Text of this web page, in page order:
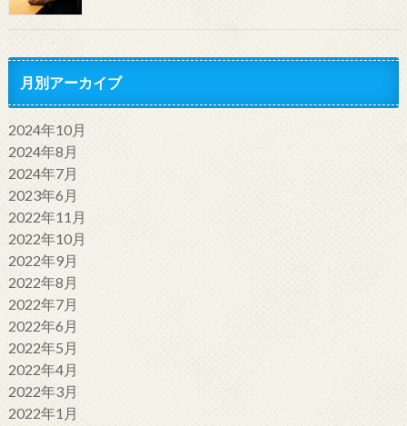
月別アーカイブ
2024年10月
2024年8月
2024年7月
2023年6月
2022年11月
2022年10月
2022年9月
2022年8月
2022年7月
2022年6月
2022年5月
2022年4月
2022年3月
2022年1月